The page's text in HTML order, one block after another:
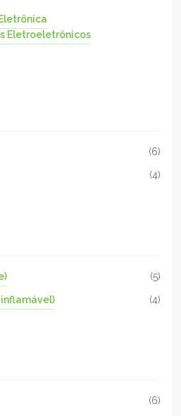
Eletroeletrônicos
(6)
(4)
(5)
inflamável) (4)
(6)